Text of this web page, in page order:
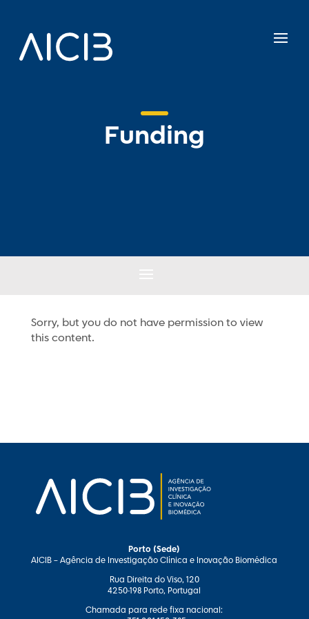
Funding
Sorry, but you do not have permission to view
this content.
Porto (Sede)
AICIB – Agência de Investigação Clínica e Inovação Biomédica
Rua Direita do Viso, 120
4250-198 Porto, Portugal
Chamada para rede fixa nacional: